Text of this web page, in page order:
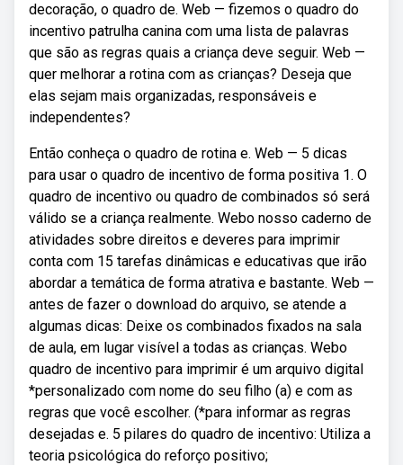
decoração, o quadro de. Web — fizemos o quadro do
incentivo patrulha canina com uma lista de palavras
que são as regras quais a criança deve seguir. Web —
quer melhorar a rotina com as crianças? Deseja que
elas sejam mais organizadas, responsáveis e
independentes?
Então conheça o quadro de rotina e. Web — 5 dicas
para usar o quadro de incentivo de forma positiva 1. O
quadro de incentivo ou quadro de combinados só será
válido se a criança realmente. Webo nosso caderno de
atividades sobre direitos e deveres para imprimir
conta com 15 tarefas dinâmicas e educativas que irão
abordar a temática de forma atrativa e bastante. Web —
antes de fazer o download do arquivo, se atende a
algumas dicas: Deixe os combinados fixados na sala
de aula, em lugar visível a todas as crianças. Webo
quadro de incentivo para imprimir é um arquivo digital
*personalizado com nome do seu filho (a) e com as
regras que você escolher. (*para informar as regras
desejadas e. 5 pilares do quadro de incentivo: Utiliza a
teoria psicológica do reforço positivo;